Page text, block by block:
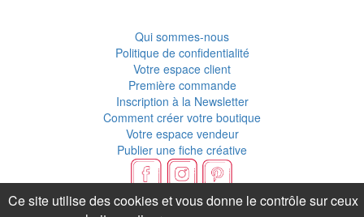
Qui sommes-nous
Politique de confidentialité
Votre espace client
Première commande
Inscription à la Newsletter
Comment créer votre boutique
Votre espace vendeur
Publier une fiche créative
Flux RSS
Ce site utilise des cookies et vous donne le contrôle sur ceux